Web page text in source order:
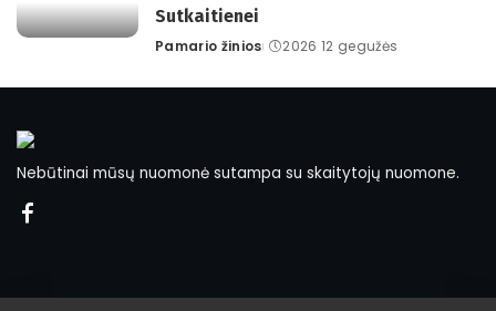
Sutkaitienei
Posted
Pamario žinios 2026 12 gegužės
Nebūtinai mūsų nuomonė sutampa su skaitytojų nuomone.